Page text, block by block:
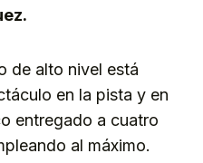
de alto nivel está
en la pista y en
entregado a cuatro
al máximo.